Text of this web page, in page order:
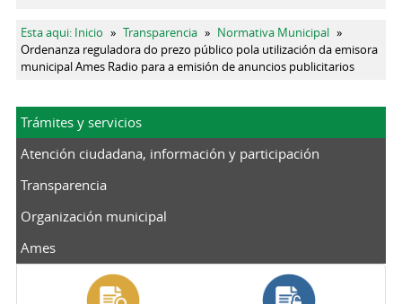
Se encuentra usted aquí
Esta aqui: Inicio » Transparencia » Normativa Municipal »
Ordenanza reguladora do prezo público pola utilización da emisora
municipal Ames Radio para a emisión de anuncios publicitarios
Trámites y servicios
Atención ciudadana, información y participación
Transparencia
Organización municipal
Ames